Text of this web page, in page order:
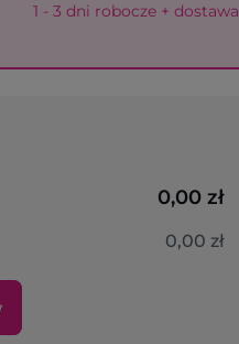
1 - 3 dni robocze + dostawa
0,00 zł
0,00 zł